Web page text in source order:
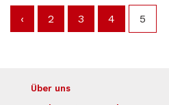
‹ 2 3 4 5
Über uns